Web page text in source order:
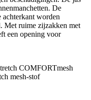
De
achterkant worden
Met ruime zijzakken met
een opening voor
COMFORTmesh
mesh-stof